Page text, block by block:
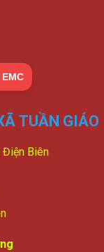
TUẦN GIÁO
Điện Biên